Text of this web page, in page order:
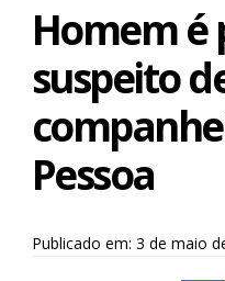
Homem é
suspeito
Pessoa
Publicado em: 3 de maio